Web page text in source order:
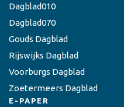
Dagblad010
Dagblad070
Gouds Dagblad
Rijswijks Dagblad
Voorburgs Dagblad
Zoetermeers Dagblad
E-PAPER